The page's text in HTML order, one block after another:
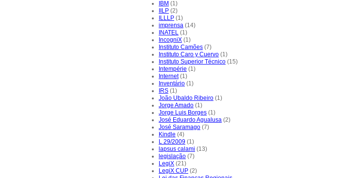
IBM (1)
IILP (2)
ILLLP (1)
imprensa (14)
INATEL (1)
IncogniX (1)
Instituto Camões (7)
Instituto Caro y Cuervo (1)
Instituto Superior Técnico (15)
Intempérie (1)
Internet (1)
Inventário (1)
IRS (1)
João Ubaldo Ribeiro (1)
Jorge Amado (1)
Jorge Luis Borges (1)
José Eduardo Agualusa (2)
José Saramago (7)
Kindle (4)
L 29/2009 (1)
lapsus calami (13)
legislação (7)
LegiX (21)
LegiX CUP (2)